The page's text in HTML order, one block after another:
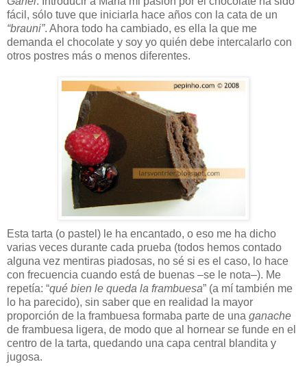
fácil, sólo tuve que iniciarla hace años con la cata de un
“brauni”. Ahora todo ha cambiado, es ella la que me
demanda el chocolate y soy yo quién debe intercalarlo con
otros postres más o menos diferentes.
Esta tarta (o pastel) le ha encantado, o eso me ha dicho
varias veces durante cada prueba (todos hemos contado
alguna vez mentiras piadosas, no sé si es el caso, lo hace
con frecuencia cuando está de buenas –se le nota–). Me
repetía: “qué bien le queda la frambuesa” (a mí también me
lo ha parecido), sin saber que en realidad la mayor
proporción de la frambuesa formaba parte de una ganache
de frambuesa ligera, de modo que al hornear se funde en el
centro de la tarta, quedando una capa central blandita y
jugosa.